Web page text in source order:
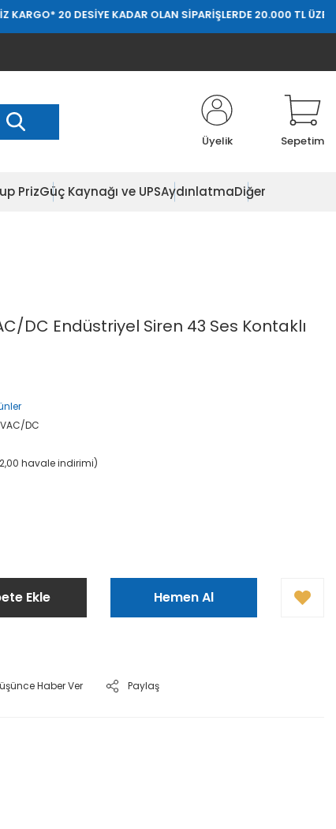
* 20 DESİYE KADAR OLAN SİPARİŞLERDE 20.000 TL ÜZERİ
Üyelik Sepetim
PrizGüç Kaynağı ve UPSAydınlatmaDiğer
DC Endüstriyel Siren 43 Ses Kontaklı
DC
havale indirimi)
Ekle Hemen Al
Haber Ver Paylaş